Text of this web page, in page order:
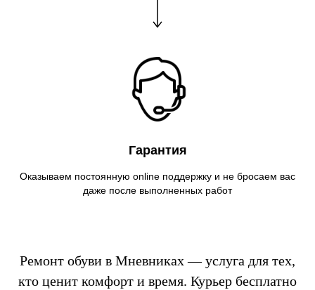
Гарантия
Оказываем постоянную online поддержку и не бросаем вас
даже после выполненных работ
Ремонт обуви в Мневниках — услуга для тех,
кто ценит комфорт и время. Курьер бесплатно